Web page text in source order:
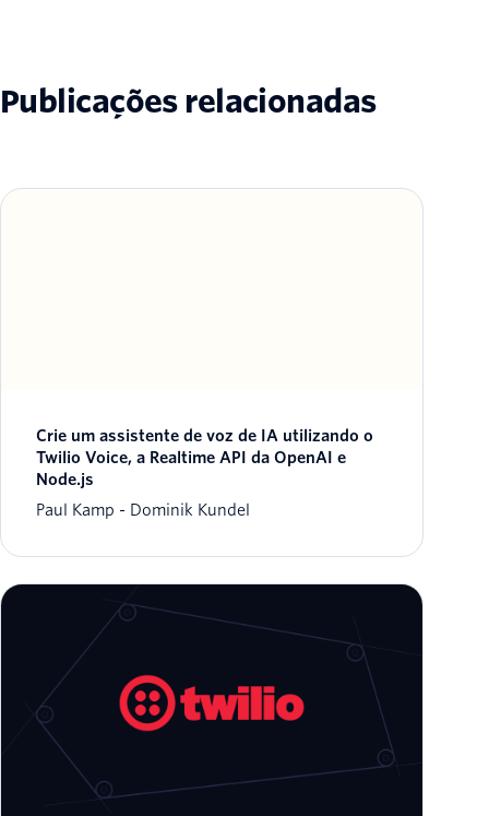
Publicações relacionadas
Crie um assistente de voz de IA utilizando o
Twilio Voice, a Realtime API da OpenAI e
Node.js
Paul Kamp
Dominik Kundel